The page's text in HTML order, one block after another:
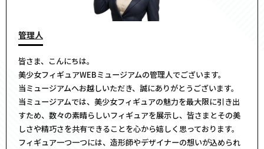
管理人
皆さま、こんにちは。
美少女フィギュアWEBミュージアムの管理人でございます。
当ミュージアムへお越しいただき、誠にありがとうございます。
当ミュージアムでは、美少女フィギュアの魅力を最大限に引き出
すため、数々の素晴らしいフィギュアを展示し、皆さまとその美
しさや精巧さを共有できることを心から嬉しく思っております。
フィギュア一つ一つには、造形師やデザイナーの想いが込められ